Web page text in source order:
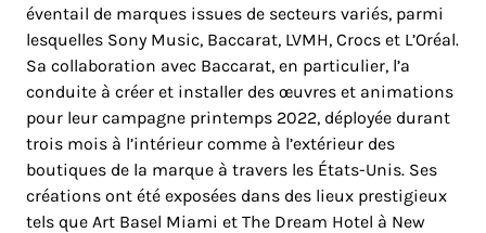
éventail de marques issues de secteurs variés, parmi
lesquelles Sony Music, Baccarat, LVMH, Crocs et L’Oréal.
Sa collaboration avec Baccarat, en particulier, l’a
conduite à créer et installer des œuvres et animations
pour leur campagne printemps 2022, déployée durant
trois mois à l’intérieur comme à l’extérieur des
boutiques de la marque à travers les États-Unis. Ses
créations ont été exposées dans des lieux prestigieux
tels que Art Basel Miami et The Dream Hotel à New